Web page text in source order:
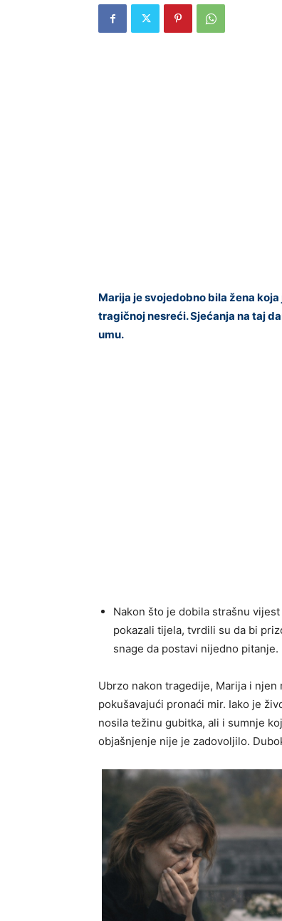
Marija je svojedobno bila žena
tragičnoj nesreći. Sjećanja na taj
umu.
Nakon što je dobila strašnu
pokazali tijela, tvrdili su da bi
snage da postavi nijedno pitanje.
Ubrzo nakon tragedije, Marija i
pokušavajući pronaći mir. Iako je
nosila težinu gubitka, ali i sumnje
objašnjenje nije je zadovoljilo.